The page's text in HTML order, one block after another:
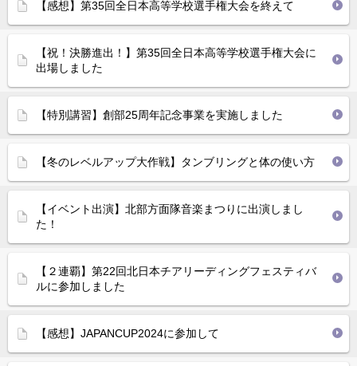
【感想】第35回全日本高等学校選手権大会を終えて
【祝！決勝進出！】第35回全日本高等学校選手権大会に
出場しました
【特別講習】創部25周年記念事業を実施しました
【冬のレベルアップ大作戦】タンブリングと体の使い方
【イベント出演】北部方面隊音楽まつりに出演しまし
た！
【２連覇】第22回北日本チアリーディングフェスティバ
ルに参加しました
【感想】JAPANCUP2024に参加して